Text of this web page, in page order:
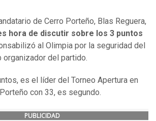
de Cerro Porteño, Blas Reguera,
hora de discutir sobre los 3 puntos
al Olimpia por la seguridad del
del partido.
es el líder del Torneo Apertura en
con 33, es segundo.
PUBLICIDAD